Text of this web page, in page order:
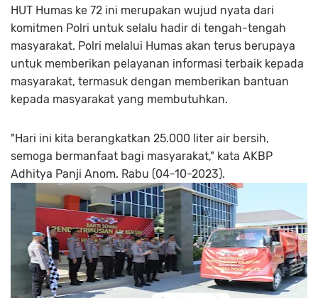
HUT Humas ke 72 ini merupakan wujud nyata dari
komitmen Polri untuk selalu hadir di tengah-tengah
masyarakat. Polri melalui Humas akan terus berupaya
untuk memberikan pelayanan informasi terbaik kepada
masyarakat, termasuk dengan memberikan bantuan
kepada masyarakat yang membutuhkan.
"Hari ini kita berangkatkan 25.000 liter air bersih,
semoga bermanfaat bagi masyarakat," kata AKBP
Adhitya Panji Anom. Rabu (04-10-2023).